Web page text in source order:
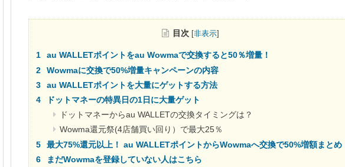
目次 [非表示]
au WALLETポイントをau Wowmaで交換すると50％増量！
Wowmaに交換で50%増量キャンペーンの内容
au WALLETポイントを大量にゲットする方法
ドットマネーの特異日の1日に大量ゲット
ドットマネーからau WALLETの交換タイミングは？
Wowma還元祭(4店舗買い回り）で最大25％
最大75%還元以上！ au WALLETポイントからWowmaへ交換で50%増額まとめ
まだWowmaを登録していない人はこちら